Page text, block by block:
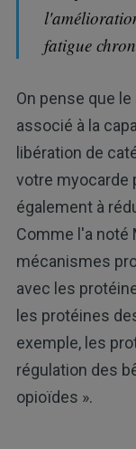
fatigue
On pense que
associé à la
libération de
votre myocarde
également à
Comme l'a noté
mécanismes
avec les
les protéines
exemple, les
régulation des
opioïdes ».